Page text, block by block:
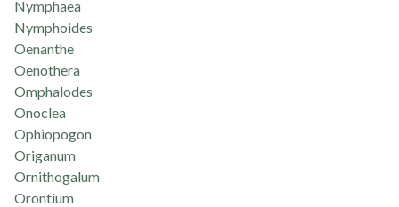
Nymphaea
Nymphoides
Oenanthe
Oenothera
Omphalodes
Onoclea
Ophiopogon
Origanum
Ornithogalum
Orontium